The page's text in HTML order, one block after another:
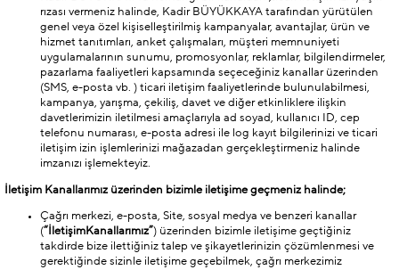
rızası vermeniz halinde, Kadir BÜYÜKKAYA tarafından yürütülen
genel veya özel kişiselleştirilmiş kampanyalar, avantajlar, ürün ve
hizmet tanıtımları, anket çalışmaları, müşteri memnuniyeti
uygulamalarının sunumu, promosyonlar, reklamlar, bilgilendirmeler,
pazarlama faaliyetleri kapsamında seçeceğiniz kanallar üzerinden
(SMS, e-posta vb. ) ticari iletişim faaliyetlerinde bulunulabilmesi,
kampanya, yarışma, çekiliş, davet ve diğer etkinliklere ilişkin
davetlerimizin iletilmesi amaçlarıyla ad soyad, kullanıcı ID, cep
telefonu numarası, e-posta adresi ile log kayıt bilgilerinizi ve ticari
iletişim izin işlemlerinizi mağazadan gerçekleştirmeniz halinde
imzanızı işlemekteyiz.
İletişim Kanallarımız üzerinden bizimle iletişime geçmeniz halinde;
Çağrı merkezi, e-posta, Site, sosyal medya ve benzeri kanallar
(“İletişimKanallarımız”) üzerinden bizimle iletişime geçtiğiniz
takdirde bize ilettiğiniz talep ve şikayetlerinizin çözümlenmesi ve
gerektiğinde sizinle iletişime geçebilmek, çağrı merkezimiz